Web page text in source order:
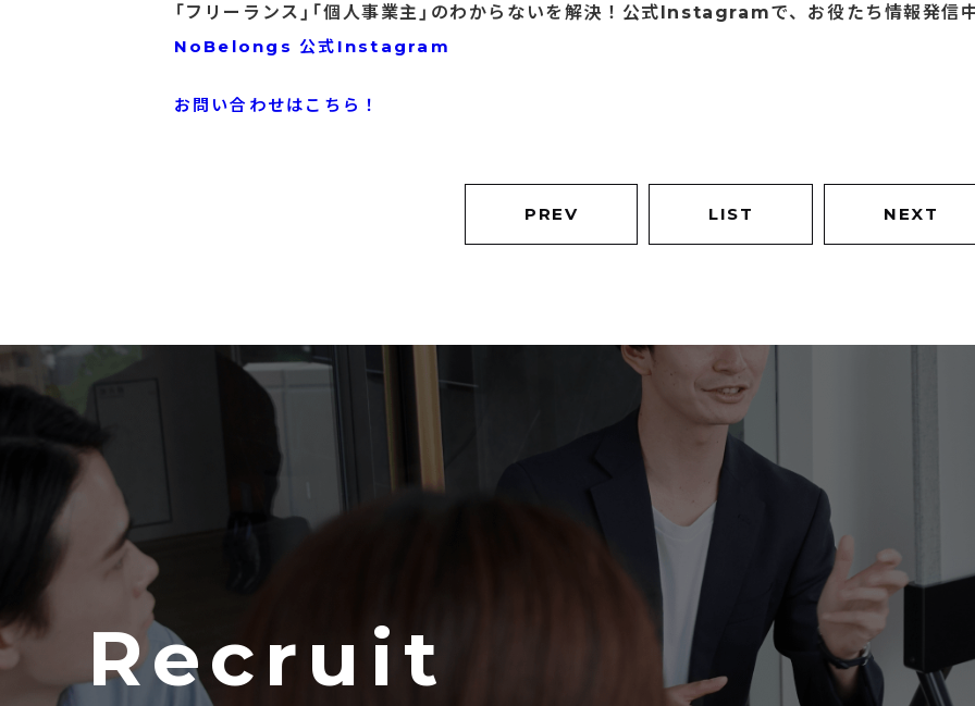
「フリーランス」「個人事業主」のわからないを解決！公式Instagramで、お役たち情報発信
NoBelongs 公式Instagram
お問い合わせはこちら！
PREV LIST NEXT
Recruit